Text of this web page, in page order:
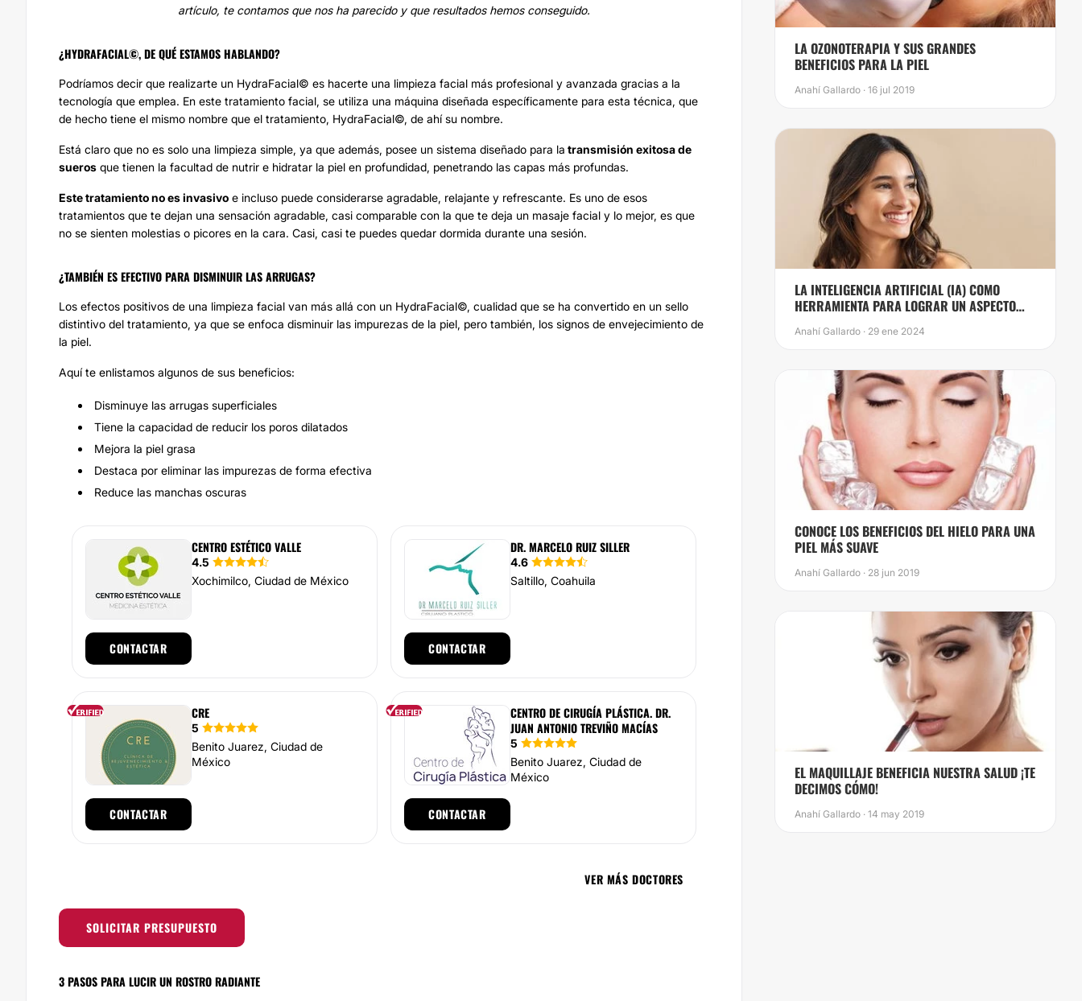
artículo, te contamos que nos ha parecido y que resultados hemos conseguido.
¿HYDRAFACIAL©, DE QUÉ ESTAMOS HABLANDO?
Podríamos decir que realizarte un HydraFacial© es hacerte una limpieza facial más profesional y avanzada gracias a la
tecnología que emplea. En este tratamiento facial, se utiliza una máquina diseñada específicamente para esta técnica, que
de hecho tiene el mismo nombre que el tratamiento, HydraFacial©, de ahí su nombre.
Está claro que no es solo una limpieza simple, ya que además, posee un sistema diseñado para la transmisión exitosa de
sueros que tienen la facultad de nutrir e hidratar la piel en profundidad, penetrando las capas más profundas.
Este tratamiento no es invasivo e incluso puede considerarse agradable, relajante y refrescante. Es uno de esos
tratamientos que te dejan una sensación agradable, casi comparable con la que te deja un masaje facial y lo mejor, es que
no se sienten molestias o picores en la cara. Casi, casi te puedes quedar dormida durante una sesión.
¿TAMBIÉN ES EFECTIVO PARA DISMINUIR LAS ARRUGAS?
Los efectos positivos de una limpieza facial van más allá con un HydraFacial©, cualidad que se ha convertido en un sello
distintivo del tratamiento, ya que se enfoca disminuir las impurezas de la piel, pero también, los signos de envejecimiento de
la piel.
Aquí te enlistamos algunos de sus beneficios:
Disminuye las arrugas superficiales
Tiene la capacidad de reducir los poros dilatados
Mejora la piel grasa
Destaca por eliminar las impurezas de forma efectiva
Reduce las manchas oscuras
CENTRO ESTÉTICO VALLE
4.5
Xochimilco, Ciudad de México
CONTACTAR
DR. MARCELO RUIZ SILLER
4.6
Saltillo, Coahuila
CONTACTAR
CRE
5
Benito Juarez, Ciudad de
México
CONTACTAR
CENTRO DE CIRUGÍA PLÁSTICA. DR.
JUAN ANTONIO TREVIÑO MACÍAS
5
Benito Juarez, Ciudad de
México
CONTACTAR
VER MÁS DOCTORES
SOLICITAR PRESUPUESTO
3 PASOS PARA LUCIR UN ROSTRO RADIANTE
​LA OZONOTERAPIA Y SUS GRANDES
BENEFICIOS PARA LA PIEL
Anahí Gallardo · 16 jul 2019
LA INTELIGENCIA ARTIFICIAL (IA) COMO
HERRAMIENTA PARA LOGRAR UN ASPECTO
Anahí Gallardo · 29 ene 2024
​CONOCE LOS BENEFICIOS DEL HIELO PARA UNA
PIEL MÁS SUAVE
Anahí Gallardo · 28 jun 2019
EL MAQUILLAJE BENEFICIA NUESTRA SALUD ¡TE
DECIMOS CÓMO!
Anahí Gallardo · 14 may 2019